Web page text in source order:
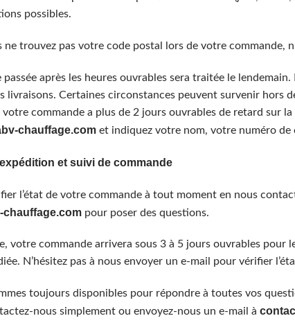
possibles.
ne trouvez pas votre code postal lors de votre commande,
passée après les heures ouvrables sera traitée le
livraisons. Certaines circonstances peuvent survenir hors
votre commande a plus de 2 jours ouvrables de retard sur
chauffage.com et indiquez votre nom, votre numéro de
et suivi de commande
l’état de votre commande à tout moment en nous
pour poser des questions.
votre commande arrivera sous 3 à 5 jours ouvrables
N’hésitez pas à nous envoyer un e-mail pour vérifier
toujours disponibles pour répondre à toutes vos
nous simplement ou envoyez-nous un e-mail à